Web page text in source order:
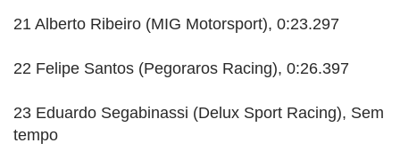
21 Alberto Ribeiro (MIG Motorsport), 0:23.297
22 Felipe Santos (Pegoraros Racing), 0:26.397
23 Eduardo Segabinassi (Delux Sport Racing), Sem
tempo